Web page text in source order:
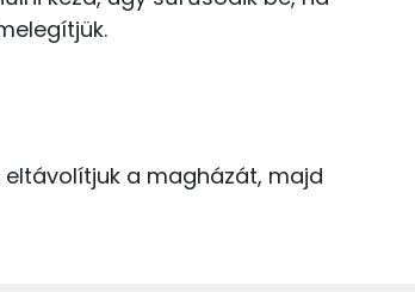
37 mg
a magházát, majd